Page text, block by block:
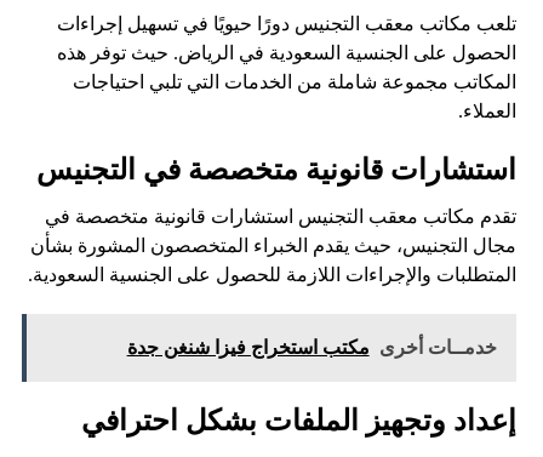
تلعب مكاتب معقب التجنيس دورًا حيويًا في تسهيل إجراءات
الحصول على الجنسية السعودية في الرياض. حيث توفر هذه
المكاتب مجموعة شاملة من الخدمات التي تلبي احتياجات
العملاء.
استشارات قانونية متخصصة في التجنيس
تقدم مكاتب معقب التجنيس استشارات قانونية متخصصة في
مجال التجنيس، حيث يقدم الخبراء المتخصصون المشورة بشأن
المتطلبات والإجراءات اللازمة للحصول على الجنسية السعودية.
خدمــات أخرى مكتب استخراج فيزا شنغن جدة
إعداد وتجهيز الملفات بشكل احترافي